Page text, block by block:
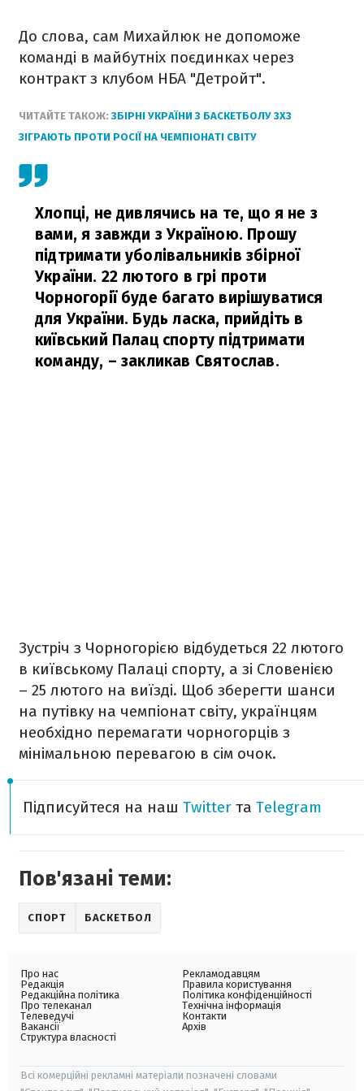
До слова, сам Михайлюк не допоможе
команді в майбутніх поєдинках через
контракт з клубом НБА "Детройт".
ЧИТАЙТЕ ТАКОЖ:ЗБІРНІ УКРАЇНИ З БАСКЕТБОЛУ 3Х3
ЗІГРАЮТЬ ПРОТИ РОСІЇ НА ЧЕМПІОНАТІ СВІТУ
Хлопці, не дивлячись на те, що я не з
вами, я завжди з Україною. Прошу
підтримати уболівальників збірної
України. 22 лютого в грі проти
Чорногорії буде багато вирішуватися
для України. Будь ласка, прийдіть в
київський Палац спорту підтримати
команду, – закликав Святослав.
Зустріч з Чорногорією відбудеться 22 лютого
в київському Палаці спорту, а зі Словенією
– 25 лютого на виїзді. Щоб зберегти шанси
на путівку на чемпіонат світу, українцям
необхідно перемагати чорногорців з
мінімальною перевагою в сім очок.
Підписуйтеся на наш Twitter та Telegram
Пов'язані теми:
СПОРТ БАСКЕТБОЛ
Про нас
Редакція
Редакційна політика
Про телеканал
Телеведучі
Вакансії
Структура власності
Рекламодавцям
Правила користування
Політика конфіденційності
Технічна інформація
Контакти
Архів
Всі комерційні рекламні матеріали позначені словами